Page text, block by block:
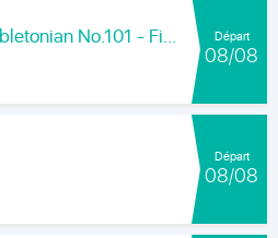
Winning Key Farm Hambletonian No.101 - Final Départ
08/08
Départ
08/08